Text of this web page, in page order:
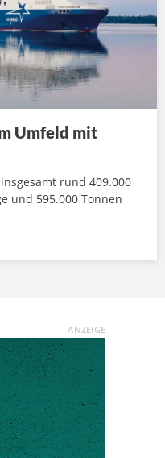
Umfeld mit
rund 409.000
und 595.000 Tonnen
ANZEIGE